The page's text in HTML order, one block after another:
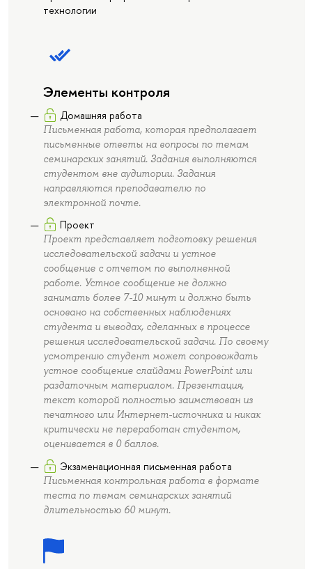
технологии
Элементы контроля
Домашняя работа
Письменная работа, которая предполагает
письменные ответы на вопросы по темам
семинарских занятий. Задания выполняются
студентом вне аудитории. Задания
направляются преподавателю по
электронной почте.
Проект
Проект представляет подготовку решения
исследовательской задачи и устное
сообщение с отчетом по выполненной
работе. Устное сообщение не должно
занимать более 7-10 минут и должно быть
основано на собственных наблюдениях
студента и выводах, сделанных в процессе
решения исследовательской задачи. По своему
усмотрению студент может сопровождать
устное сообщение слайдами PowerPoint или
раздаточным материалом. Презентация,
текст которой полностью заимствован из
печатного или Интернет-источника и никак
критически не переработан студентом,
оценивается в 0 баллов.
Экзаменационная письменная работа
Письменная контрольная работа в формате
теста по темам семинарских занятий
длительностью 60 минут.